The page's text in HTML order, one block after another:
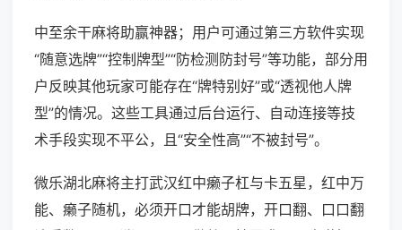
中至余干麻将助赢神器；用户可通过第三方软件实现
“随意选牌”“控制牌型”“防检测防封号”等功能，部分用
户反映其他玩家可能存在“牌特别好”或“透视他人牌
型”的情况。这些工具通过后台运行、自动连接等技
术手段实现不平公，且“安全性高”“不被封号”。
微乐湖北麻将主打武汉红中癞子杠与卡五星，红中万
能、癞子随机，必须开口才能胡牌，开口翻、口口翻